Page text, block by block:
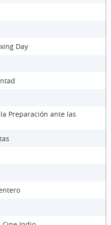
Day
Preparación ante las